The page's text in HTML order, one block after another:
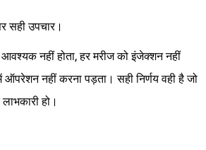
सही उपचार।
आवश्यक नहीं होता, हर मरीज को इंजेक्शन नहीं
ऑपरेशन नहीं करना पड़ता। सही निर्णय वही है जो
हो।